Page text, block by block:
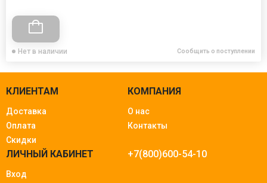
Нет в наличии Сообщить о поступлении
КЛИЕНТАМ
Доставка
Оплата
Скидки
КОМПАНИЯ
О нас
Контакты
ЛИЧНЫЙ КАБИНЕТ
Вход
+7(800)600-54-10